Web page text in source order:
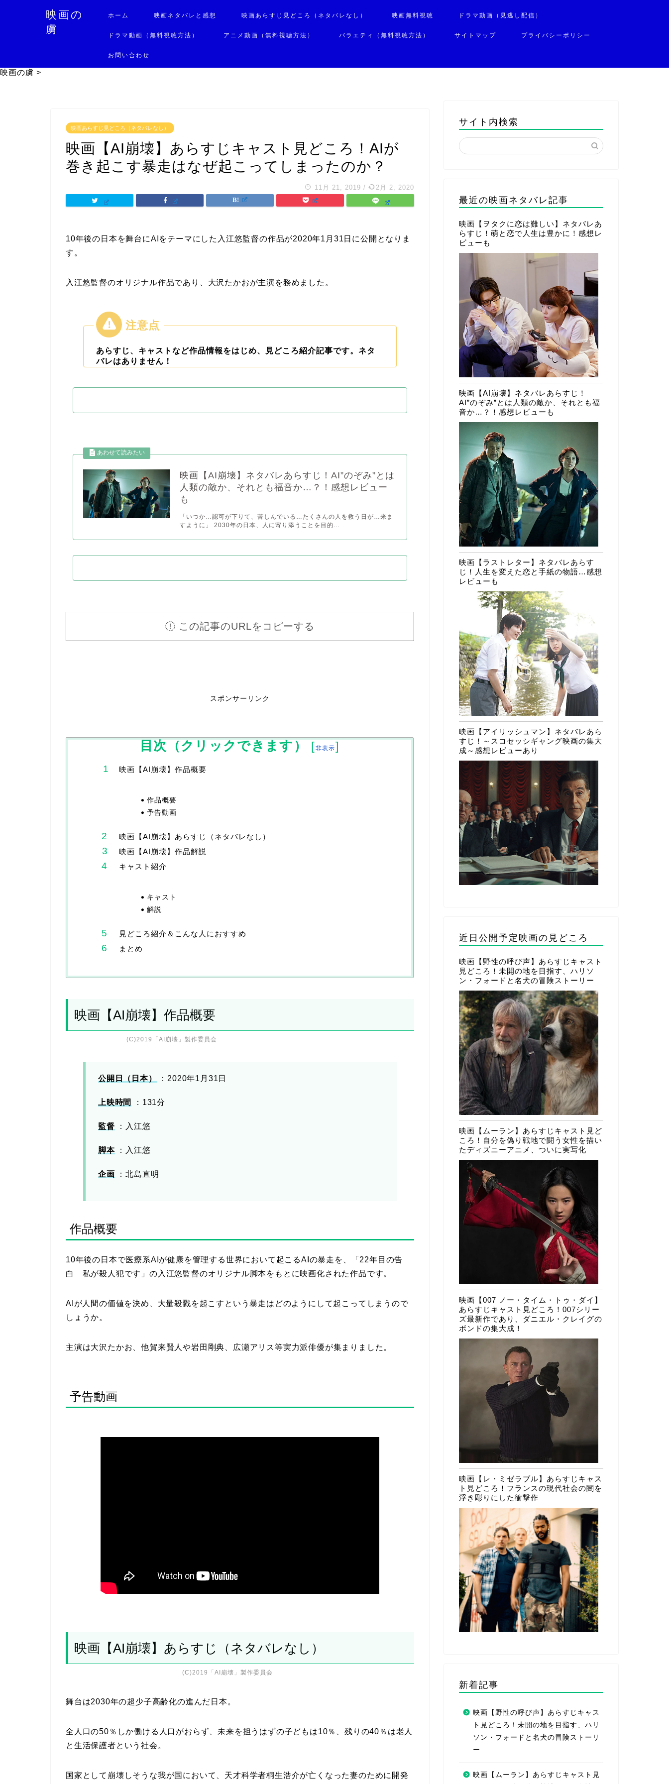
映画の
虜
ホーム 映画ネタバレと感想 映画あらすじ見どころ（ネタバレなし） 映画無料視聴 ドラマ動画（見逃し配信）
ドラマ動画（無料視聴方法） アニメ動画（無料視聴方法） バラエティ（無料視聴方法） サイトマップ プライバシーポリシー
お問い合わせ
映画の虜 >
映画あらすじ見どころ（ネタバレなし）
映画【AI崩壊】あらすじキャスト見どころ！AIが
巻き起こす暴走はなぜ起こってしまったのか？
11月 21, 2019 / 2月 2, 2020
10年後の日本を舞台にAIをテーマにした入江悠監督の作品が2020年1月31日に公開となりま
す。
入江悠監督のオリジナル作品であり、大沢たかおが主演を務めました。
あらすじ、キャストなど作品情報をはじめ、見どころ紹介記事です。ネタ
バレはありません！
映画【AI崩壊】ネタバレあらすじ！AI”のぞみ”とは
人類の敵か、それとも福音か…？！感想レビュー
も
「いつか…認可が下りて、苦しんでいる…たくさんの人を救う日が…来ま
すように」 2030年の日本、人に寄り添うことを目的...
この記事のURLをコピーする
スポンサーリンク
目次（クリックできます） [非表示]
映画【AI崩壊】作品概要
作品概要
予告動画
映画【AI崩壊】あらすじ（ネタバレなし）
映画【AI崩壊】作品解説
キャスト紹介
キャスト
解説
見どころ紹介＆こんな人におすすめ
まとめ
映画【AI崩壊】作品概要
(C)2019「AI崩壊」製作委員会
公開日（日本） ：2020年1月31日
上映時間 ：131分
監督 ：入江悠
脚本 ：入江悠
企画 ：北島直明
作品概要
10年後の日本で医療系AIが健康を管理する世界において起こるAIの暴走を、「22年目の告
白 私が殺人犯です」の入江悠監督のオリジナル脚本をもとに映画化された作品です。
AIが人間の価値を決め、大量殺戮を起こすという暴走はどのようにして起こってしまうので
しょうか。
主演は大沢たかお、他賀来賢人や岩田剛典、広瀬アリス等実力派俳優が集まりました。
予告動画
映画【AI崩壊】あらすじ（ネタバレなし）
(C)2019「AI崩壊」製作委員会
舞台は2030年の超少子高齢化の進んだ日本。
全人口の50％しか働ける人口がおらず、未来を担うはずの子どもは10％、残りの40％は老人
と生活保護者という社会。
国家として崩壊しそうな我が国において、天才科学者桐生浩介が亡くなった妻のために開発
サイト内検索
最近の映画ネタバレ記事
映画【ヲタクに恋は難しい】ネタバレあ
らすじ！萌と恋で人生は豊かに！感想レ
ビューも
映画【AI崩壊】ネタバレあらすじ！
AI”のぞみ”とは人類の敵か、それとも福
音か…？！感想レビューも
映画【ラストレター】ネタバレあらす
じ！人生を変えた恋と手紙の物語…感想
レビューも
映画【アイリッシュマン】ネタバレあら
すじ！～スコセッシギャング映画の集大
成～感想レビューあり
近日公開予定映画の見どころ
映画【野性の呼び声】あらすじキャスト
見どころ！未開の地を目指す、ハリソ
ン・フォードと名犬の冒険ストーリー
映画【ムーラン】あらすじキャスト見ど
ころ！自分を偽り戦地で闘う女性を描い
たディズニーアニメ、ついに実写化
映画【007 ノー・タイム・トゥ・ダイ】
あらすじキャスト見どころ！007シリー
ズ最新作であり、ダニエル・クレイグの
ボンドの集大成！
映画【レ・ミゼラブル】あらすじキャス
ト見どころ！フランスの現代社会の闇を
浮き彫りにした衝撃作
新着記事
映画【野性の呼び声】あらすじキャス
ト見どころ！未開の地を目指す、ハリ
ソン・フォードと名犬の冒険ストーリ
ー
映画【ムーラン】あらすじキャスト見